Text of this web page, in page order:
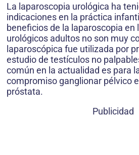
La laparoscopia urológica ha
indicaciones en la práctica
beneficios de la laparoscopia en
urológicos adultos no son muy
laparoscópica fue utilizada por
estudio de testículos no
común en la actualidad es para
compromiso ganglionar pélvico
próstata.
Publicidad